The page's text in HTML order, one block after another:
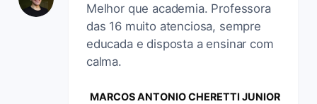
Melhor que academia. Professora
das 16 muito atenciosa, sempre
educada e disposta a ensinar com
calma.
MARCOS ANTONIO CHERETTI JUNIOR